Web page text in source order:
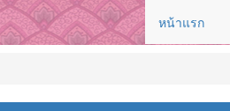
หน้าแรก